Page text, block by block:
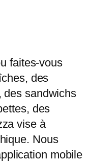
faites-vous
des
des sandwichs
des
vise à
Nous
mobile